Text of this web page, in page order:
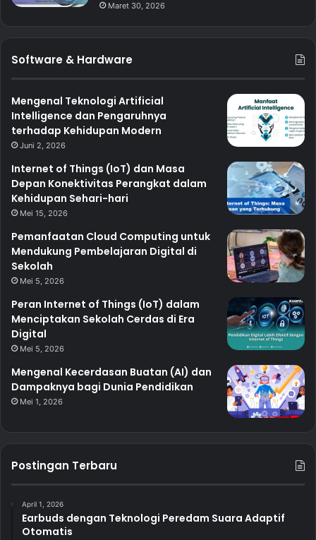
Maret 30, 2026
Software & Hardware
Mengenal Teknologi Artificial
Intelligence dan Pengaruhnya
terhadap Kehidupan Modern
Juni 2, 2026
Internet of Things (IoT) dan Masa
Depan Konektivitas Perangkat dalam
Kehidupan Sehari-hari
Mei 15, 2026
Pemanfaatan Cloud Computing untuk
Mendukung Pembelajaran Digital di
Sekolah
Mei 5, 2026
Peran Internet of Things (IoT) dalam
Menciptakan Sekolah Cerdas di Era
Digital
Mei 5, 2026
Mengenal Kecerdasan Buatan (AI) dan
Dampaknya bagi Dunia Pendidikan
Mei 1, 2026
Postingan Terbaru
April 1, 2026
Earbuds dengan Teknologi Peredam Suara Adaptif
Otomatis